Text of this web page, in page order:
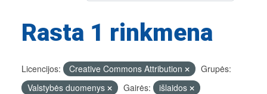
Rasta 1 rinkmena
Licencijos: Creative Commons Attribution
Grupės:
Valstybės duomenys
Gairės:
išlaidos